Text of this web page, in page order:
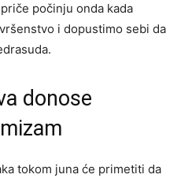
počinju onda kada
i dopustimo sebi da
donose
tokom juna će primetiti da